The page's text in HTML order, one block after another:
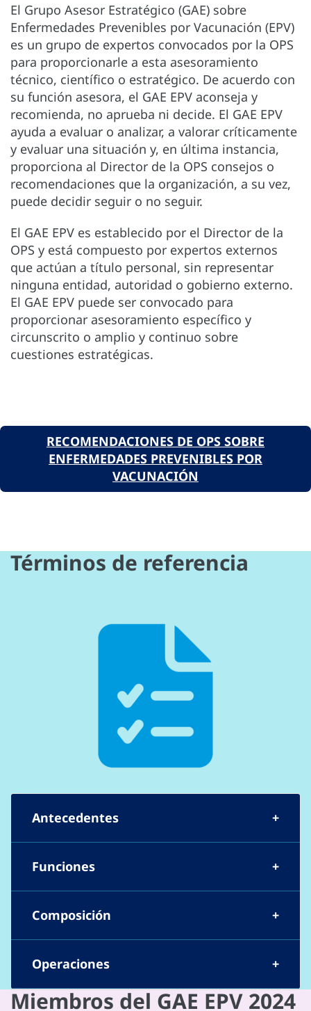
El Grupo Asesor Estratégico (GAE) sobre
Enfermedades Prevenibles por Vacunación (EPV)
es un grupo de expertos convocados por la OPS
para proporcionarle a esta asesoramiento
técnico, científico o estratégico. De acuerdo con
su función asesora, el GAE EPV aconseja y
recomienda, no aprueba ni decide. El GAE EPV
ayuda a evaluar o analizar, a valorar críticamente
y evaluar una situación y, en última instancia,
proporciona al Director de la OPS consejos o
recomendaciones que la organización, a su vez,
puede decidir seguir o no seguir.
El GAE EPV es establecido por el Director de la
OPS y está compuesto por expertos externos
que actúan a título personal, sin representar
ninguna entidad, autoridad o gobierno externo.
El GAE EPV puede ser convocado para
proporcionar asesoramiento específico y
circunscrito o amplio y continuo sobre
cuestiones estratégicas.
RECOMENDACIONES DE OPS SOBRE
ENFERMEDADES PREVENIBLES POR
VACUNACIÓN
Términos de referencia
Antecedentes
Funciones
Composición
Operaciones
Miembros del GAE EPV 2024